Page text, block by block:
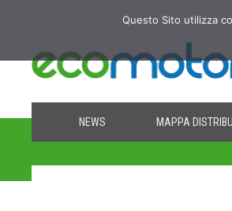
NEWS MAPPA
Questo Sito utilizza